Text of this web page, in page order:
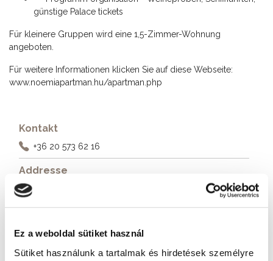
Ez a weboldal sütiket használ
Sütiket használunk a tartalmak és hirdetések személyre
günstige Palace tickets
Für kleinere Gruppen wird eine 1,5-Zimmer-Wohnung
angeboten.
Für weitere Informationen klicken Sie auf diese Webseite:
www.noemiapartman.hu/apartman.php
Kontakt
+36 20 573 62 16
Addresse
8600 Siófok, Köztársaság utca 7.
http://www.noemiapartman.hu